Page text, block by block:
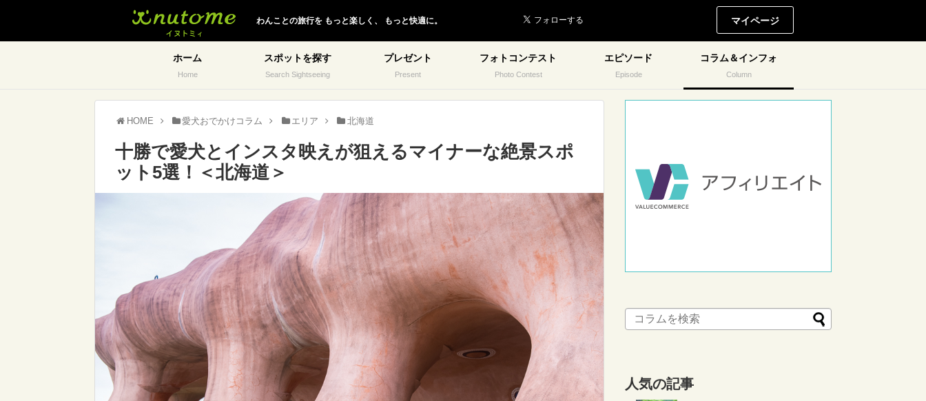
わんことの旅行を もっと楽しく、 もっと快適に。 マイページ
ホーム
Home
スポットを探す
Search Sightseeing
プレゼント
Present
フォトコンテスト
Photo Contest
エピソード
Episode
コラム＆インフォ
Column
HOME 愛犬おでかけコラム エリア 北海道
十勝で愛犬とインスタ映えが狙えるマイナーな絶景スポ
ット5選！＜北海道＞
人気の記事